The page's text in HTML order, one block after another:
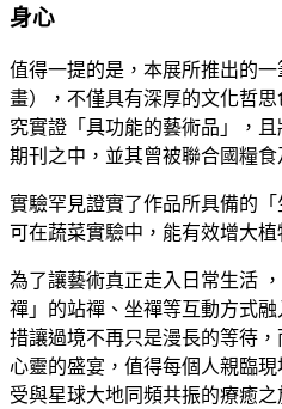
身心
值得一提的是，本展所推出的
畫），不僅具有深厚的文化哲
究實證「具功能的藝術品」，
期刊之中，並其曾被聯合國糧食
實驗罕見證實了作品所具備的「
可在蔬菜實驗中，能有效增大植
為了讓藝術真正走入日常生活
禪」的站禪、坐禪等互動方式
措讓過境不再只是漫長的等待
心靈的盛宴，值得每個人親臨
受與星球大地同頻共振的療癒之